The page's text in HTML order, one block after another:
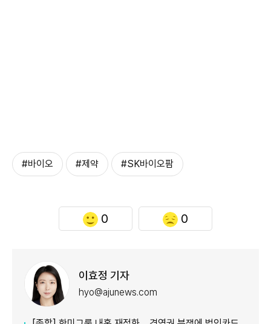
#바이오 #제약 #SK바이오팜
0 0
이효정 기자
hyo@ajunews.com